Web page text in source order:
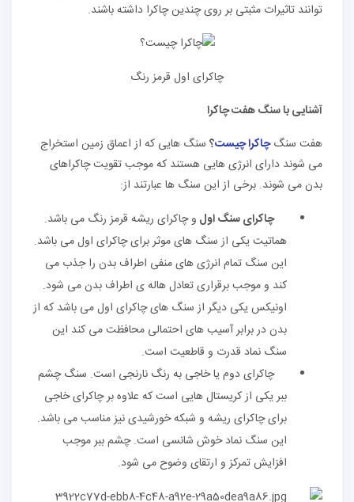
توانند تاثیرات مثبتی بر روی چندین چاکرا داشته باشند.
چاکرای اول قرمز رنگ
آشنایی با سنگ هفت چاکرا
هفت سنگچاکرا چیست؟ سنگ هایی که از اعماق زمین استخراج
می شوند دارای انرژی هایی هستند که موجب تقویت چاکراهای
بدن می شوند. برخی از این سنگ ها عبارتند از:
چاکرای سنگ اول و چاکرای ریشه قرمز رنگ می باشد.
هماتیت یکی از سنگ های موثر برای چاکرای اول می باشد.
این سنگ تمام انرژی های منفی اطراف بدن را جذب می
کند و موجب برقراری تعادل هاله ی اطراف بدن می شود.
اونیکس یکی دیگر از سنگ های چاکرای اول می باشد که از
بدن در برابر آسیب های احتمالی محافظت می کند این
سنگ نماد قدرت و قاطعیت است.
چاکرای دوم یا خاجی به رنگ نارنجی است. سنگ چشم
ببر یکی از کریستال هایی است که علاوه بر چاکرای خاجی
برای چاکرای ریشه و شبکه خورشیدی نیز مناسب می باشد.
این سنگ نماد خوش شانسی است. چشم ببر موجب
افزایش تمرکز و ارتقای وضوح می شود.